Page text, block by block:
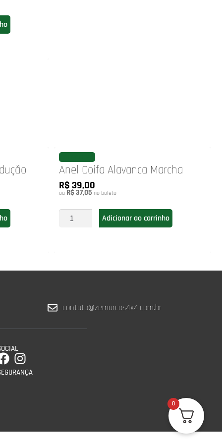
Anel Coifa Alavanca Marcha
R$ 39,00
ou R$ 37,05 no boleto
Adicionar ao carrinho
contato@zemarcos4x4.com.br
0